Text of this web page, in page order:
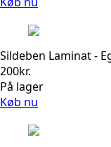
Sildeben Laminat -
200kr.
På lager
Køb nu